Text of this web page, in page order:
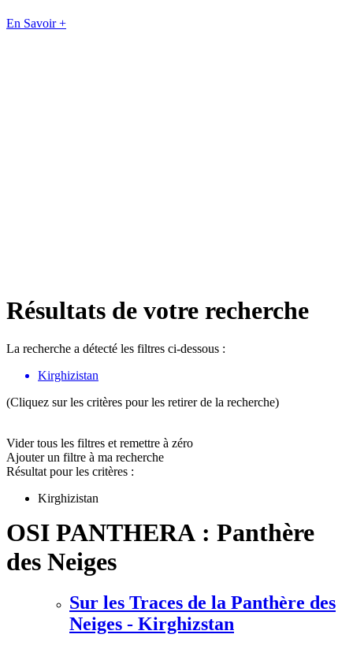
En Savoir +
Résultats de votre recherche
La recherche a détecté les filtres ci-dessous :
Kirghizistan
(Cliquez sur les critères pour les retirer de la recherche)
Vider tous les filtres et remettre à zéro
Ajouter un filtre à ma recherche
Résultat pour les critères :
Kirghizistan
OSI PANTHERA : Panthère
des Neiges
Sur les Traces de la Panthère des
Neiges - Kirghizstan